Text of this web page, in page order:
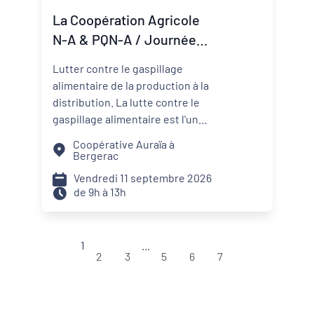
nécessaires pour transformer
une ambition politique en projet
territorial.
La Coopération Agricole
N-A & PQN-A / Journée
contre le gaspillage
alimentaire
Lutter contre le gaspillage
alimentaire de la production à la
distribution. La lutte contre le
gaspillage alimentaire est l'un
les projets alimentaires
territoriaux via : la
sensibilisation des convives, la
formation des agents de
solidarité. Sur les territoires, les
Coopérative Auraïa à
Bergerac
Vendredi 11 septembre 2026
de 9h à 13h
1
2
3
5
6 7